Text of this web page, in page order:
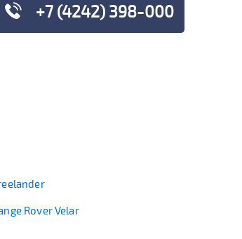
+7 (4242) 398-000
Rover Velar